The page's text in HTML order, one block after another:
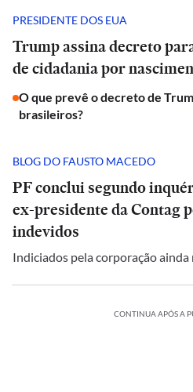
PRESIDENTE DOS EUA
Trump assina decreto
de cidadania por
O que prevê o decreto de
brasileiros?
BLOG DO FAUSTO MACEDO
PF conclui segundo
ex-presidente da Contag
indevidos
Indiciados pela corporação
CONTINUA APÓS A